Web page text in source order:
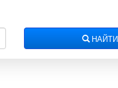
НАЙТИ